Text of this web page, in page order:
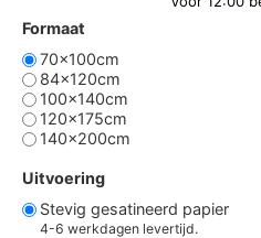
Formaat
70x100cm
84x120cm
100x140cm
120x175cm
140x200cm
Uitvoering
Stevig gesatineerd papier
4-6 werkdagen levertijd.